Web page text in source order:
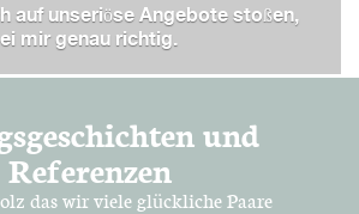
auf unseriöse Angebote stoßen,
mir genau richtig.
und
Referenzen
das wir viele glückliche Paare